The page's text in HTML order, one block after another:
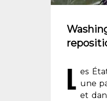
L es
une
et